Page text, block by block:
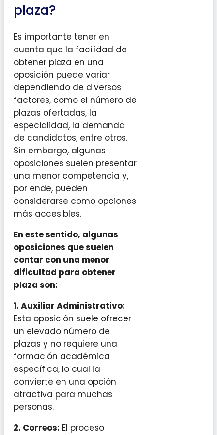
plaza?
Es importante tener en
cuenta que la facilidad de
obtener plaza en una
oposición puede variar
dependiendo de diversos
factores, como el número de
plazas ofertadas, la
especialidad, la demanda
de candidatos, entre otros.
Sin embargo, algunas
oposiciones suelen presentar
una menor competencia y,
por ende, pueden
considerarse como opciones
más accesibles.
En este sentido, algunas
oposiciones que suelen
contar con una menor
dificultad para obtener
plaza son:
1. Auxiliar Administrativo:
Esta oposición suele ofrecer
un elevado número de
plazas y no requiere una
formación académica
específica, lo cual la
convierte en una opción
atractiva para muchas
personas.
2. Correos: El proceso